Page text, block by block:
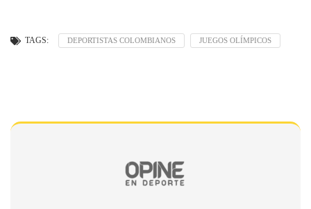
TAGS: DEPORTISTAS COLOMBIANOS JUEGOS OLÍMPICOS